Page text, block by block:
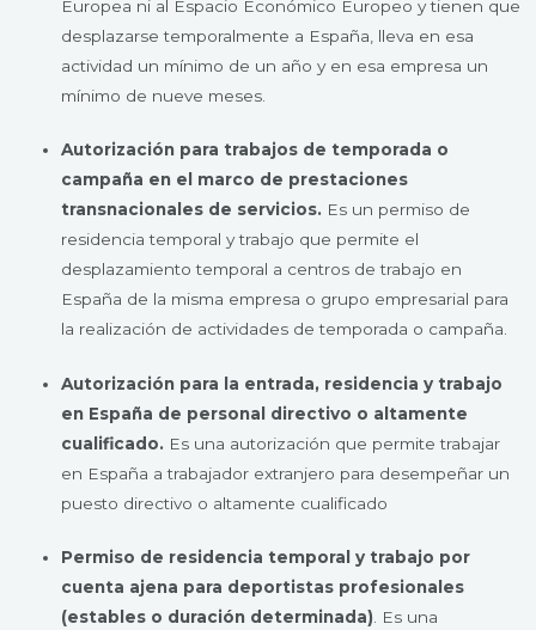
Europea ni al Espacio Económico Europeo y tienen que
desplazarse temporalmente a España, lleva en esa
actividad un mínimo de un año y en esa empresa un
mínimo de nueve meses.
Autorización para trabajos de temporada o
campaña en el marco de prestaciones
transnacionales de servicios. Es un permiso de
residencia temporal y trabajo que permite el
desplazamiento temporal a centros de trabajo en
España de la misma empresa o grupo empresarial para
la realización de actividades de temporada o campaña.
Autorización para la entrada, residencia y trabajo
en España de personal directivo o altamente
cualificado. Es una autorización que permite trabajar
en España a trabajador extranjero para desempeñar un
puesto directivo o altamente cualificado
Permiso de residencia temporal y trabajo por
cuenta ajena para deportistas profesionales
(estables o duración determinada). Es una